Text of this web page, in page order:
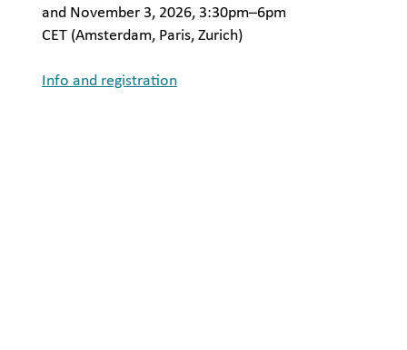
and November 3, 2026, 3:30pm–6pm
CET(Amsterdam, Paris, Zurich)
Info and registration